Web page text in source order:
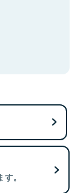
。